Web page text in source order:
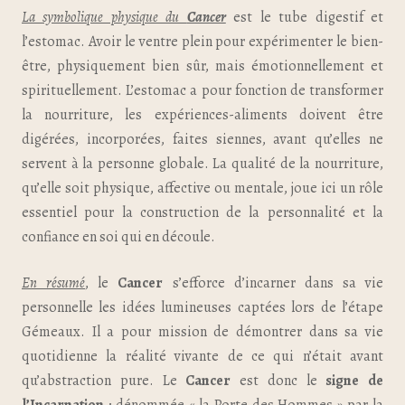
La symbolique physique du Cancerest le tube digestif et
l’estomac. Avoir le ventre plein pour expérimenter le bien-
être, physiquement bien sûr, mais émotionnellement et
spirituellement. L’estomac a pour fonction de transformer
la nourriture, les expériences-aliments doivent être
digérées, incorporées, faites siennes, avant qu’elles ne
servent à la personne globale. La qualité de la nourriture,
qu’elle soit physique, affective ou mentale, joue ici un rôle
essentiel pour la construction de la personnalité et la
confiance en soi qui en découle.
En résumé, le Cancer s’efforce d’incarner dans sa vie
personnelle les idées lumineuses captées lors de l’étape
Gémeaux. Il a pour mission de démontrer dans sa vie
quotidienne la réalité vivante de ce qui n’était avant
qu’abstraction pure. Le Cancer est donc le signe de